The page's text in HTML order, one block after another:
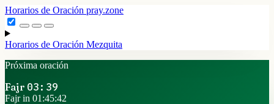
Horarios de Oración pray.zone
Horarios de Oración Mezquita
Próxima oración
Fajr 03:39
Fajr in 01:45:42